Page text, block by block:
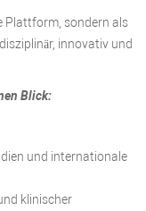
Plattform, sondern als
innovativ und
Blick:
und internationale
klinischer